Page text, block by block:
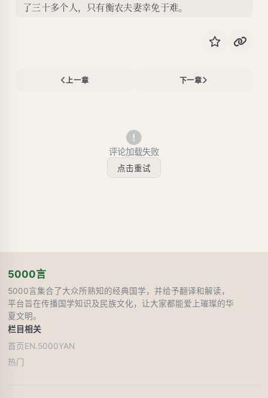
了三十多个人，只有衡农夫妻幸免于难。
上一章 下一章
评论加载失败
点击重试
5000言
5000言集合了大众所熟知的经典国学，并给予翻译和解读，
平台旨在传播国学知识及民族文化，让大家都能爱上璀璨的华
夏文明。
栏目
首页
热门
相关
EN.5000YAN